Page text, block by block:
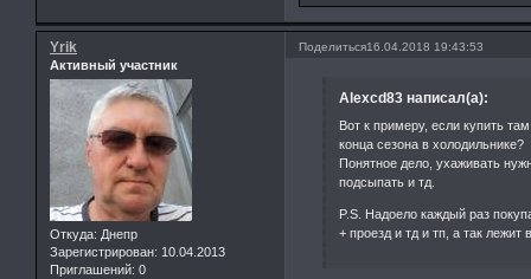
Поделиться16.04.2018 19:43:53
Yrik
Активный участник
Откуда: Днепр
Зарегистрирован: 10.04.2013
Приглашений: 0
Alexcd83 написал(а):
Вот к примеру, если купить
конца сезона в холодильнике?
Понятное дело, ухаживать
подсыпать и тд.
P.S. Надоело каждый раз
+ проезд и тд и тп, а так лежит